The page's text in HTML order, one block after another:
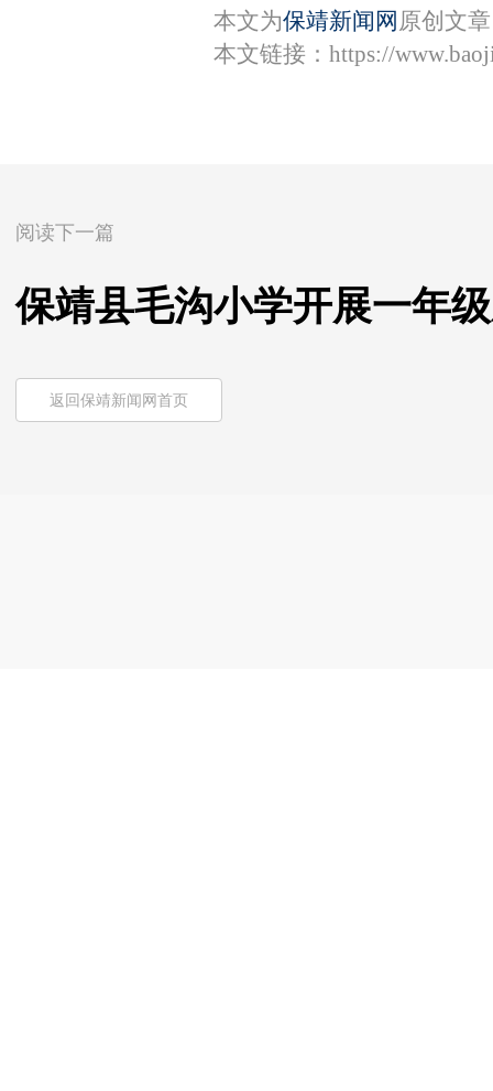
本文为保靖新闻网 原创文
本文链接： https://
阅读下一篇
保靖县毛沟小学开展一年
返回保靖新闻网首页